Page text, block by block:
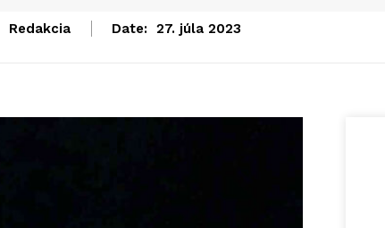
Redakcia Date: 27. júla 2023